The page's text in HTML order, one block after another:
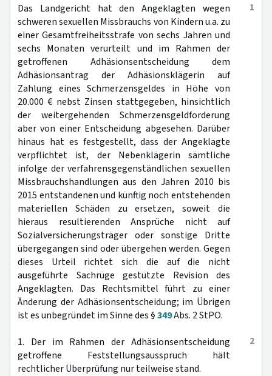
1
Das Landgericht hat den Angeklagten wegen
schweren sexuellen Missbrauchs von Kindern u.a. zu
einer Gesamtfreiheitsstrafe von sechs Jahren und
sechs Monaten verurteilt und im Rahmen der
getroffenen Adhäsionsentscheidung dem
Adhäsionsantrag der Adhäsionsklägerin auf
Zahlung eines Schmerzensgeldes in Höhe von
20.000 € nebst Zinsen stattgegeben, hinsichtlich
der weitergehenden Schmerzensgeldforderung
aber von einer Entscheidung abgesehen. Darüber
hinaus hat es festgestellt, dass der Angeklagte
verpflichtet ist, der Nebenklägerin sämtliche
infolge der verfahrensgegenständlichen sexuellen
Missbrauchshandlungen aus den Jahren 2010 bis
2015 entstandenen und künftig noch entstehenden
materiellen Schäden zu ersetzen, soweit die
hieraus resultierenden Ansprüche nicht auf
Sozialversicherungsträger oder sonstige Dritte
übergegangen sind oder übergehen werden. Gegen
dieses Urteil richtet sich die auf die nicht
ausgeführte Sachrüge gestützte Revision des
Angeklagten. Das Rechtsmittel führt zu einer
Änderung der Adhäsionsentscheidung; im Übrigen
ist es unbegründet im Sinne des §349Abs. 2 StPO.
2
1. Der im Rahmen der Adhäsionsentscheidung
getroffene Feststellungsausspruch hält
rechtlicher Überprüfung nur teilweise stand.